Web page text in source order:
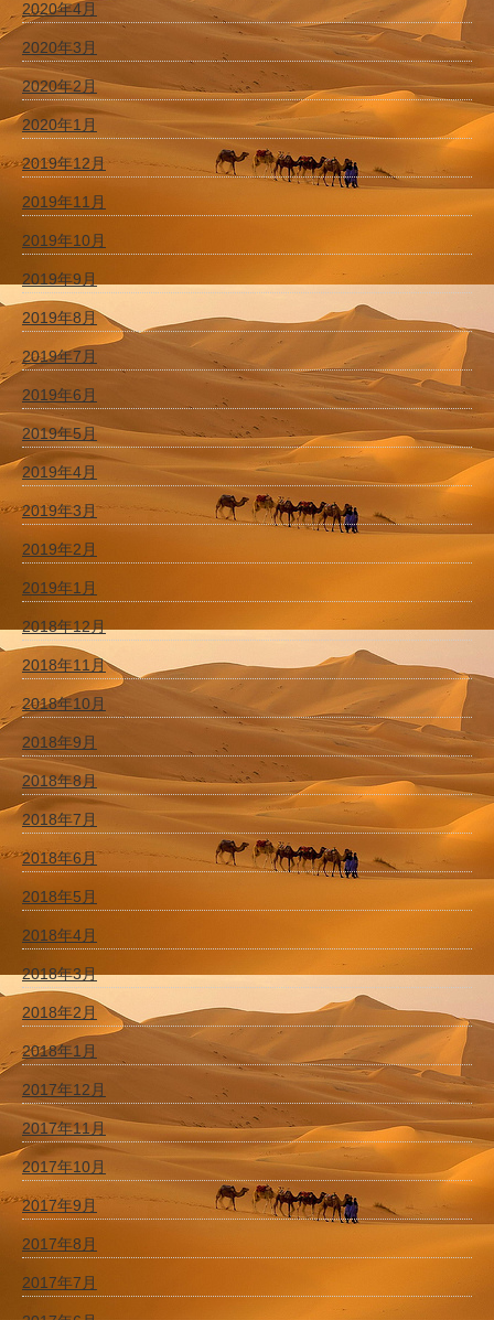
2020年4月
2020年3月
2020年2月
2020年1月
2019年12月
2019年11月
2019年10月
2019年9月
2019年8月
2019年7月
2019年6月
2019年5月
2019年4月
2019年3月
2019年2月
2019年1月
2018年12月
2018年11月
2018年10月
2018年9月
2018年8月
2018年7月
2018年6月
2018年5月
2018年4月
2018年3月
2018年2月
2018年1月
2017年12月
2017年11月
2017年10月
2017年9月
2017年8月
2017年7月